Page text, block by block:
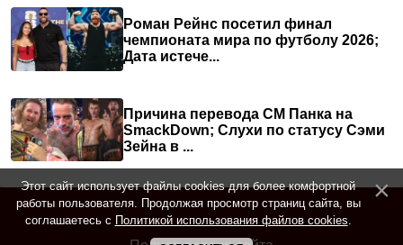
Роман Рейнс посетил финал
чемпионата мира по футболу 2026;
Дата истече...
Причина перевода СМ Панка на
SmackDown; Слухи по статусу Сэми
Зейна в ...
Этот сайт использует файлы cookies для более комфортной
работы пользователя. Продолжая просмотр страниц сайта, вы
соглашаетесь с Политикой использования файлов cookies.